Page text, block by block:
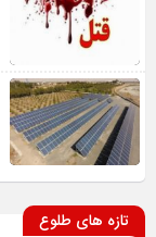
تازه های طلوع